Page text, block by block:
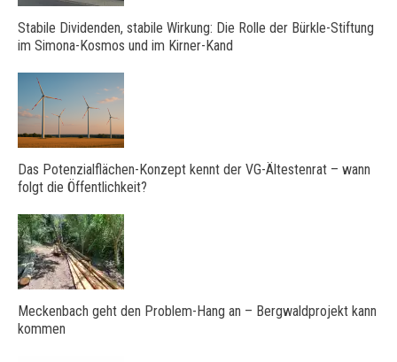
Stabile Dividenden, stabile Wirkung: Die Rolle der Bürkle-Stiftung
im Simona-Kosmos und im Kirner-Kand
Das Potenzialflächen-Konzept kennt der VG-Ältestenrat – wann
folgt die Öffentlichkeit?
Meckenbach geht den Problem-Hang an – Bergwaldprojekt kann
kommen